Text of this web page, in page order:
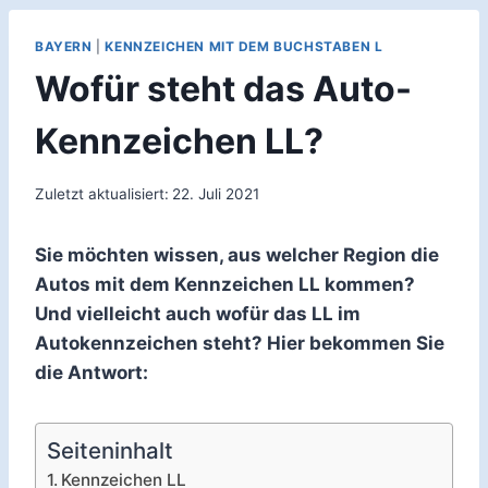
BAYERN |KENNZEICHEN MIT DEM BUCHSTABEN L
Wofür steht das Auto-
Kennzeichen LL?
Zuletzt aktualisiert: 22. Juli 2021
Sie möchten wissen, aus welcher Region die
Autos mit dem Kennzeichen LL kommen?
Und vielleicht auch wofür das LL im
Autokennzeichen steht? Hier bekommen Sie
die Antwort:
Seiteninhalt
Kennzeichen LL